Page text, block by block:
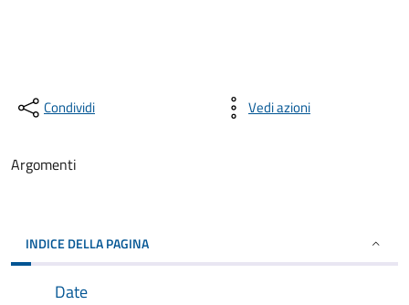
Condividi Vedi azioni
Argomenti
INDICE DELLA PAGINA
Date